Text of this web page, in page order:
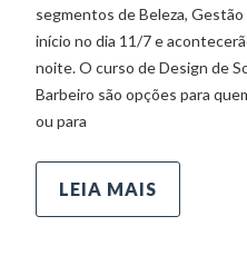
segmentos de Beleza,
início no dia 11/7 e
noite. O curso de Design de
Barbeiro são opções para
ou para
LEIA MAIS